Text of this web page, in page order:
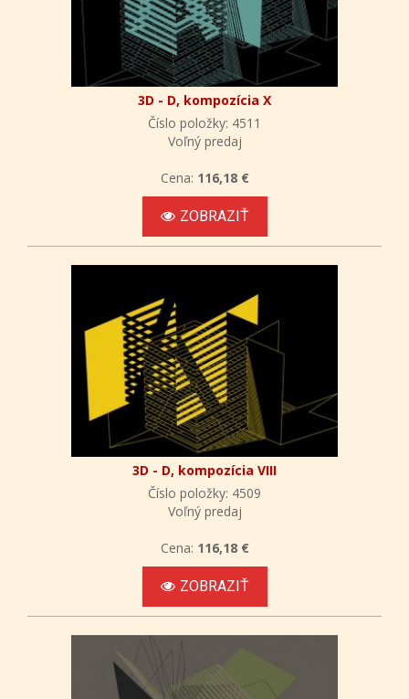
3D - D, kompozícia X
Číslo položky: 4511
Voľný predaj
Cena: 116,18 €
ZOBRAZIŤ
3D - D, kompozícia VIII
Číslo položky: 4509
Voľný predaj
Cena: 116,18 €
ZOBRAZIŤ